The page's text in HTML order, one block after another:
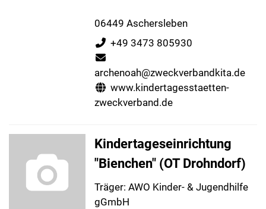
06449 Aschersleben
+49 3473 805930
archenoah@zweckverbandkita.de
www.kindertagesstaetten-
zweckverband.de
Kindertageseinrichtung
"Bienchen" (OT Drohndorf)
Träger: AWO Kinder- & Jugendhilfe
gGmbH